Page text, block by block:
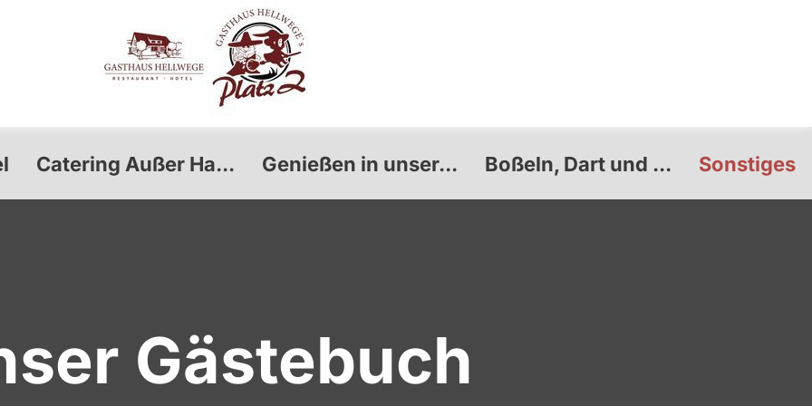
Catering Außer Ha... Genießen in unser... Boßeln, Dart und ... Sonstiges
Gästebuch